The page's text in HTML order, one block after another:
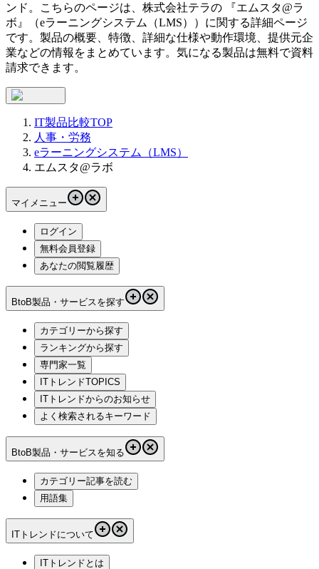
ンド。こちらのページは、 株式会社テラの 『エムスタ@ラ
ボ 』（eラーニングシステム（LMS）
）に関する詳細ページ
です。製品の概要、特徴、詳細な仕様や動作環境、提供元企
業などの情報をまとめています。気になる製品は無料で資料
請求できます。
IT製品比較TOP
人事・労務
eラーニングシステム（LMS）
エムスタ@ラボ
マイメニュー
ログイン
無料会員登録
あなたの閲覧履歴
BtoB製品・サービスを探す
カテゴリーから探す
ランキングから探す
専門家一覧
ITトレンドTOPICS
ITトレンドからのお知らせ
よく検索されるキーワード
BtoB製品・サービスを知る
カテゴリー記事を読む
用語集
ITトレンドについて
ITトレンドとは